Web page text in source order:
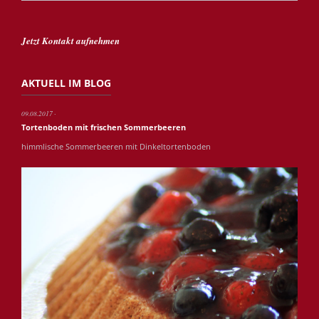
Jetzt Kontakt aufnehmen
AKTUELL IM BLOG
09.08.2017
Tortenboden mit frischen Sommerbeeren
himmlische Sommerbeeren mit Dinkeltortenboden